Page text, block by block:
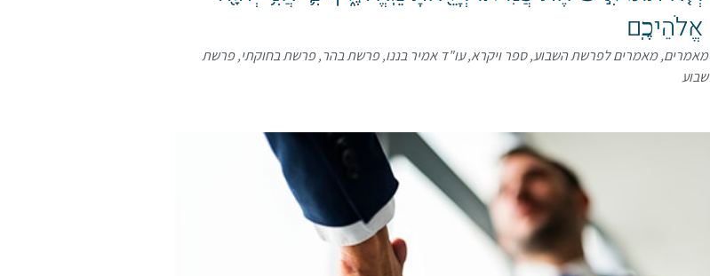
אֱלֹהֵיכֶֽם
מאמרים,מאמרים לפרשת השבוע,ספר ויקרא,עו"ד אמיר בננו,פרשת בהר,פרשת בחוקתי,פרשת
שבוע